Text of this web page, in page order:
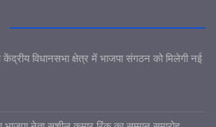
विधानसभा क्षेत्र में भाजपा संगठन को मिलेगी नई